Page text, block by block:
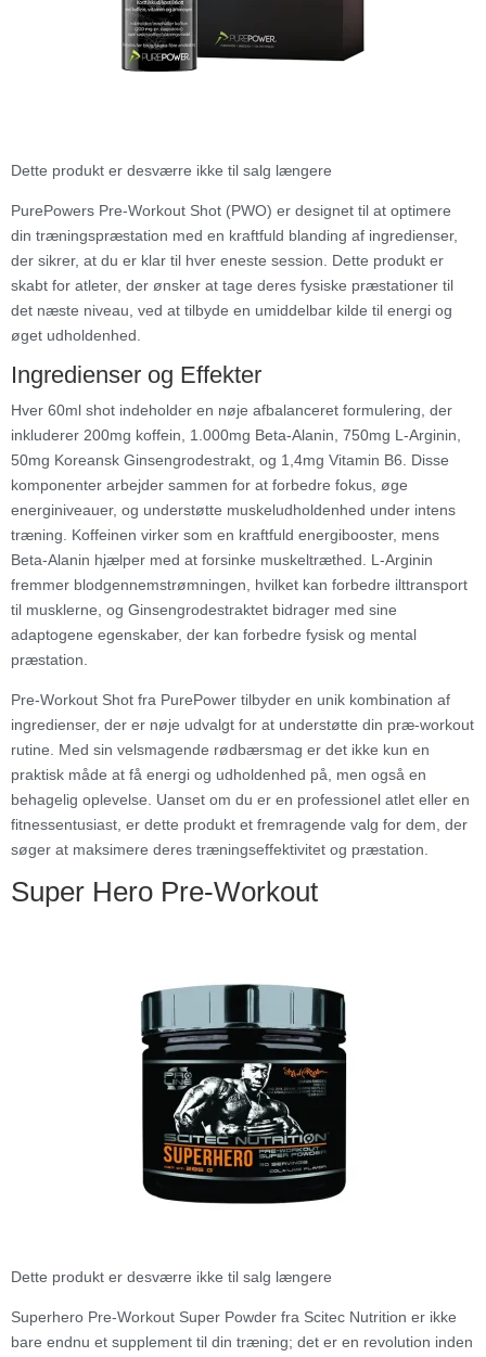
Dette produkt er desværre ikke til salg længere
PurePowers Pre-Workout Shot (PWO) er designet til at optimere
din træningspræstation med en kraftfuld blanding af ingredienser,
der sikrer, at du er klar til hver eneste session. Dette produkt er
skabt for atleter, der ønsker at tage deres fysiske præstationer til
det næste niveau, ved at tilbyde en umiddelbar kilde til energi og
øget udholdenhed.
Ingredienser og Effekter
Hver 60ml shot indeholder en nøje afbalanceret formulering, der
inkluderer 200mg koffein, 1.000mg Beta-Alanin, 750mg L-Arginin,
50mg Koreansk Ginsengrodestrakt, og 1,4mg Vitamin B6. Disse
komponenter arbejder sammen for at forbedre fokus, øge
energiniveauer, og understøtte muskeludholdenhed under intens
træning. Koffeinen virker som en kraftfuld energibooster, mens
Beta-Alanin hjælper med at forsinke muskeltræthed. L-Arginin
fremmer blodgennemstrømningen, hvilket kan forbedre ilttransport
til musklerne, og Ginsengrodestraktet bidrager med sine
adaptogene egenskaber, der kan forbedre fysisk og mental
præstation.
Pre-Workout Shot fra PurePower tilbyder en unik kombination af
ingredienser, der er nøje udvalgt for at understøtte din præ-workout
rutine. Med sin velsmagende rødbærsmag er det ikke kun en
praktisk måde at få energi og udholdenhed på, men også en
behagelig oplevelse. Uanset om du er en professionel atlet eller en
fitnessentusiast, er dette produkt et fremragende valg for dem, der
søger at maksimere deres træningseffektivitet og præstation.
Super Hero Pre-Workout
Dette produkt er desværre ikke til salg længere
Superhero Pre-Workout Super Powder fra Scitec Nutrition er ikke
bare endnu et supplement til din træning; det er en revolution inden